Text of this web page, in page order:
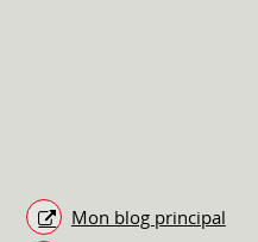
Mon blog principal